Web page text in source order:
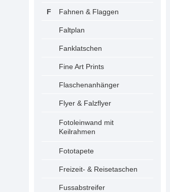
Fahnen & Flaggen
Faltplan
Fanklatschen
Fine Art Prints
Flaschenanhänger
Flyer & Falzflyer
Fotoleinwand mit
Keilrahmen
Fototapete
Freizeit- & Reisetaschen
Fussabstreifer